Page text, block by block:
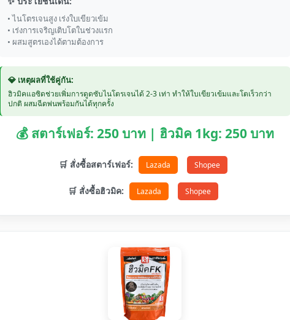
• ไนโตรเจนสูง เร่งใบเขียวเข้ม
• เร่งการเจริญเติบโตในช่วงแรก
• ผสมสูตรเองได้ตามต้องการ
💎 เหตุผลที่ใช้คู่กัน:
ฮิวมิคแอซิดช่วยเพิ่มการดูดซับไนโตรเจนได้ 2-3 เท่า ทำให้ใบเขียวเข้มและโตเร็วกว่า
ปกติ ผสมฉีดพ่นพร้อมกันได้ทุกครั้ง
💰 สตาร์เฟอร์: 250 บาท | ฮิวมิค 1kg: 250 บาท
🛒 สั่งซื้อสตาร์เฟอร์: Lazada Shopee
🛒 สั่งซื้อฮิวมิค: Lazada Shopee